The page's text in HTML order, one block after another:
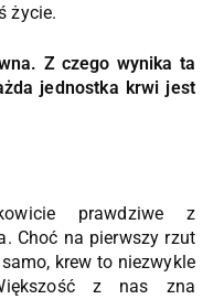
życie.
Z czego wynika ta
jednostka krwi jest
prawdziwe z
Choć na pierwszy rzut
krew to niezwykle
z nas zna